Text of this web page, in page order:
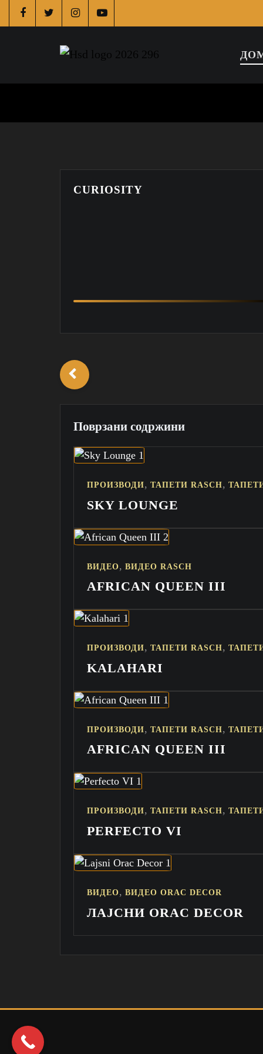
CURIOSITY
Поврзани содржини
ПРОИЗВОДИ, ТАПЕТИ RASCH,
SKY LOUNGE
ВИДЕО, ВИДЕО RASCH
AFRICAN QUEEN III
ПРОИЗВОДИ, ТАПЕТИ RASCH,
KALAHARI
ПРОИЗВОДИ, ТАПЕТИ RASCH,
AFRICAN QUEEN III
ПРОИЗВОДИ, ТАПЕТИ RASCH,
PERFECTO VI
ВИДЕО, ВИДЕО ORAC DECOR
ЛАЈСНИ ORAC DECOR